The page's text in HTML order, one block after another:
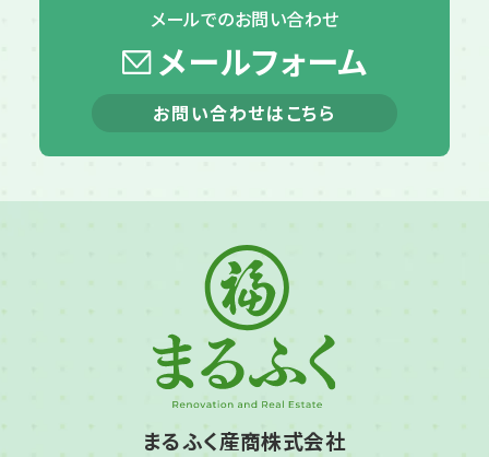
メールでのお問い合わせ
メールフォーム
お問い合わせはこちら
まるふく産商株式会社